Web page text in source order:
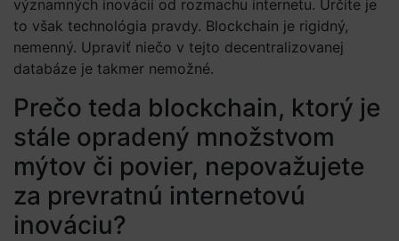
významných inovácií od rozmachu internetu. Určite je
to však technológia pravdy. Blockchain je rigidný,
nemenný. Upraviť niečo v tejto decentralizovanej
databáze je takmer nemožné.
Prečo teda blockchain, ktorý je
stále opradený množstvom
mýtov či povier, nepovažujete
za prevratnú internetovú
inováciu?